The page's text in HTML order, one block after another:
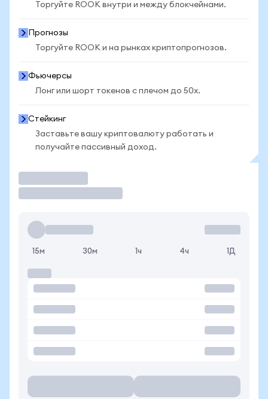
Торгуйте ROOK внутри и между блокчейнами.
Прогнозы
Торгуйте ROOK и на рынках криптопрогнозов.
Фьючерсы
Лонг или шорт токенов с плечом до 50x.
Стейкинг
Заставьте вашу криптовалюту работать и
получайте пассивный доход.
15м 30м 1ч 4ч 1Д